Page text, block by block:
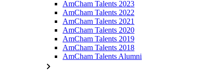
AmCham Talents 2023
AmCham Talents 2022
AmCham Talents 2021
AmCham Talents 2020
AmCham Talents 2019
AmCham Talents 2018
AmCham Talents Alumni
chevron_right